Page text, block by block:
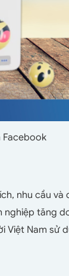
Facebook
nhu cầu và
tăng
Việt Nam sử